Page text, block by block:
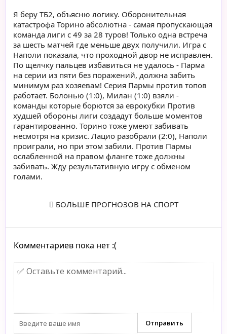
Я беру ТБ2, объясню логику. Оборонительная
катастрофа Торино абсолютна - самая пропускающая
команда лиги с 49 за 28 туров! Только одна встреча
за шесть матчей где меньше двух получили. Игра с
Наполи показала, что проходной двор не исправлен.
По щелчку пальцев избавиться не удалось - Парма
на серии из пяти без поражений, должна забить
минимум раз хозяевам! Серия Пармы против топов
работает. Болонью (1:0), Милан (1:0) взяли -
команды которые борются за еврокубки Против
худшей обороны лиги создадут больше моментов
гарантированно. Торино тоже умеют забивать
несмотря на кризис. Лацио разобрали (2:0), Наполи
проиграли, но при этом забили. Против Пармы
ослабленной на правом фланге тоже должны
забивать. Жду результативную игру с обменом
голами.
БОЛЬШЕ ПРОГНОЗОВ НА СПОРТ
Комментариев пока нет :(